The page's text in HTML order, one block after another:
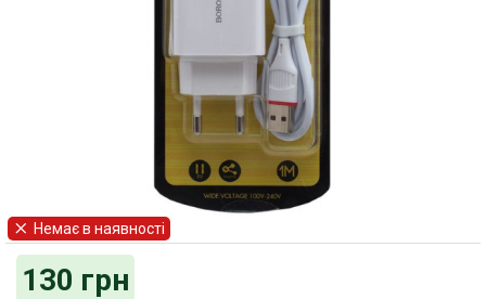
Немає в наявності
130 грн